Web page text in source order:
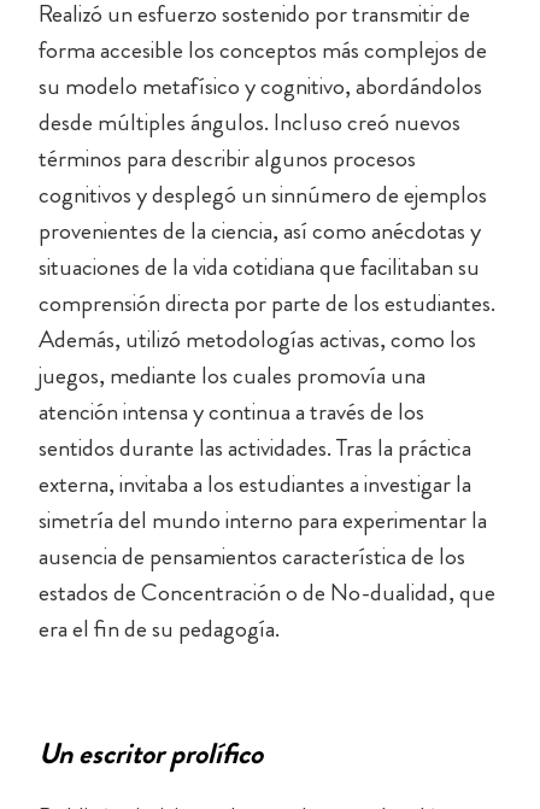
Realizó un esfuerzo sostenido por transmitir de
forma accesible los conceptos más complejos de
su modelo metafísico y cognitivo, abordándolos
desde múltiples ángulos. Incluso creó nuevos
términos para describir algunos procesos
cognitivos y desplegó un sinnúmero de ejemplos
provenientes de la ciencia, así como anécdotas y
situaciones de la vida cotidiana que facilitaban su
comprensión directa por parte de los estudiantes.
Además, utilizó metodologías activas, como los
juegos, mediante los cuales promovía una
atención intensa y continua a través de los
sentidos durante las actividades. Tras la práctica
externa, invitaba a los estudiantes a investigar la
simetría del mundo interno para experimentar la
ausencia de pensamientos característica de los
estados de Concentración o de No-dualidad, que
era el fin de su pedagogía.
Un escritor prolífico